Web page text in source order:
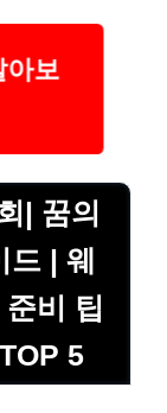
보
| 꿈의
| 웨
비 팁
5